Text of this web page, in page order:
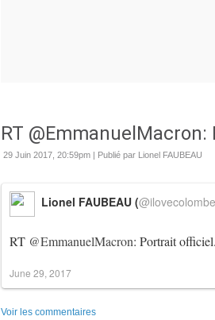
RT
29 Juin 2017, 20:59pm | Publié par Lionel FAUBEAU
RT @EmmanuelMacron: Portrait officiel.
Lionel FAUBEAU (
June 29, 2017
Voir les commentaires